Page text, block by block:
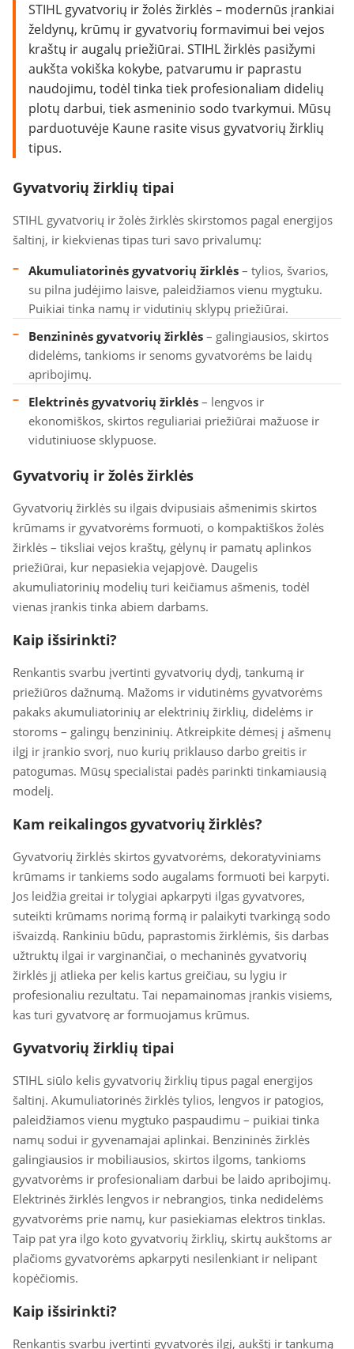
STIHL gyvatvorių ir žolės žirklės – modernūs įrankiai
želdynų, krūmų ir gyvatvorių formavimui bei vejos
kraštų ir augalų priežiūrai. STIHL žirklės pasižymi
aukšta vokiška kokybe, patvarumu ir paprastu
naudojimu, todėl tinka tiek profesionaliam didelių
plotų darbui, tiek asmeninio sodo tvarkymui. Mūsų
parduotuvėje Kaune rasite visus gyvatvorių žirklių
tipus.
Gyvatvorių žirklių tipai
STIHL gyvatvorių ir žolės žirklės skirstomos pagal energijos
šaltinį, ir kiekvienas tipas turi savo privalumų:
Akumuliatorinės gyvatvorių žirklės – tylios, švarios,
su pilna judėjimo laisve, paleidžiamos vienu mygtuku.
Puikiai tinka namų ir vidutinių sklypų priežiūrai.
Benzininės gyvatvorių žirklės – galingiausios, skirtos
didelėms, tankioms ir senoms gyvatvorėms be laidų
apribojimų.
Elektrinės gyvatvorių žirklės – lengvos ir
ekonomiškos, skirtos reguliariai priežiūrai mažuose ir
vidutiniuose sklypuose.
Gyvatvorių ir žolės žirklės
Gyvatvorių žirklės su ilgais dvipusiais ašmenimis skirtos
krūmams ir gyvatvorėms formuoti, o kompaktiškos žolės
žirklės – tiksliai vejos kraštų, gėlynų ir pamatų aplinkos
priežiūrai, kur nepasiekia vejapjovė. Daugelis
akumuliatorinių modelių turi keičiamus ašmenis, todėl
vienas įrankis tinka abiem darbams.
Kaip išsirinkti?
Renkantis svarbu įvertinti gyvatvorių dydį, tankumą ir
priežiūros dažnumą. Mažoms ir vidutinėms gyvatvorėms
pakaks akumuliatorinių ar elektrinių žirklių, didelėms ir
storoms – galingų benzininių. Atkreipkite dėmesį į ašmenų
ilgį ir įrankio svorį, nuo kurių priklauso darbo greitis ir
patogumas. Mūsų specialistai padės parinkti tinkamiausią
modelį.
Kam reikalingos gyvatvorių žirklės?
Gyvatvorių žirklės skirtos gyvatvorėms, dekoratyviniams
krūmams ir tankiems sodo augalams formuoti bei karpyti.
Jos leidžia greitai ir tolygiai apkarpyti ilgas gyvatvores,
suteikti krūmams norimą formą ir palaikyti tvarkingą sodo
išvaizdą. Rankiniu būdu, paprastomis žirklėmis, šis darbas
užtruktų ilgai ir varginančiai, o mechaninės gyvatvorių
žirklės jį atlieka per kelis kartus greičiau, su lygiu ir
profesionaliu rezultatu. Tai nepamainomas įrankis visiems,
kas turi gyvatvorę ar formuojamus krūmus.
Gyvatvorių žirklių tipai
STIHL siūlo kelis gyvatvorių žirklių tipus pagal energijos
šaltinį. Akumuliatorinės žirklės tylios, lengvos ir patogios,
paleidžiamos vienu mygtuko paspaudimu – puikiai tinka
namų sodui ir gyvenamajai aplinkai. Benzininės žirklės
galingiausios ir mobiliausios, skirtos ilgoms, tankioms
gyvatvorėms ir profesionaliam darbui be laido apribojimų.
Elektrinės žirklės lengvos ir nebrangios, tinka nedidelėms
gyvatvorėms prie namų, kur pasiekiamas elektros tinklas.
Taip pat yra ilgo koto gyvatvorių žirklių, skirtų aukštoms ar
plačioms gyvatvorėms apkarpyti nesilenkiant ir nelipant
kopėčiomis.
Kaip išsirinkti?
Renkantis svarbu įvertinti gyvatvorės ilgį, aukštį ir tankumą